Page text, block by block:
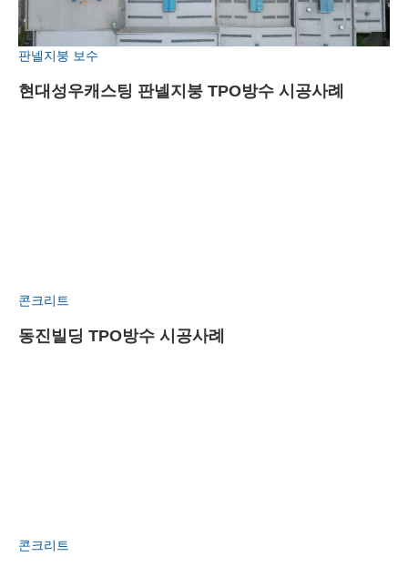
판넬지붕 보수
현대성우캐스팅 판넬지붕 TPO방수 시공사례
콘크리트
동진빌딩 TPO방수 시공사례
콘크리트